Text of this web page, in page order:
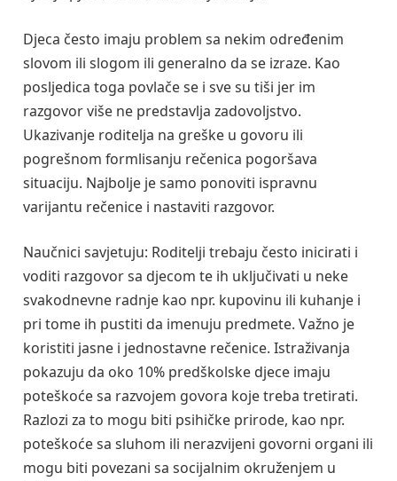
Djeca često imaju problem sa nekim određenim
slovom ili slogom ili generalno da se izraze. Kao
posljedica toga povlače se i sve su tiši jer im
razgovor više ne predstavlja zadovoljstvo.
Ukazivanje roditelja na greške u govoru ili
pogrešnom formlisanju rečenica pogoršava
situaciju. Najbolje je samo ponoviti ispravnu
varijantu rečenice i nastaviti razgovor.
Naučnici savjetuju: Roditelji trebaju često inicirati i
voditi razgovor sa djecom te ih uključivati u neke
svakodnevne radnje kao npr. kupovinu ili kuhanje i
pri tome ih pustiti da imenuju predmete. Važno je
koristiti jasne i jednostavne rečenice. Istraživanja
pokazuju da oko 10% predškolske djece imaju
poteškoće sa razvojem govora koje treba tretirati.
Razlozi za to mogu biti psihičke prirode, kao npr.
poteškoće sa sluhom ili nerazvijeni govorni organi ili
mogu biti povezani sa socijalnim okruženjem u